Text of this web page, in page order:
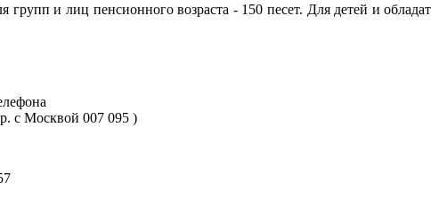
групп и лиц пенсионного возраста - 150 песет. Для детей и
с Москвой 007 095 )